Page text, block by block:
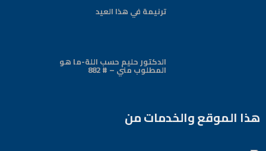
ترنيمة في هذا العيد
الدكتور حليم حسب اللة-ما هو
المطلوب مني – # 882
هذا الموقع والخدمات من